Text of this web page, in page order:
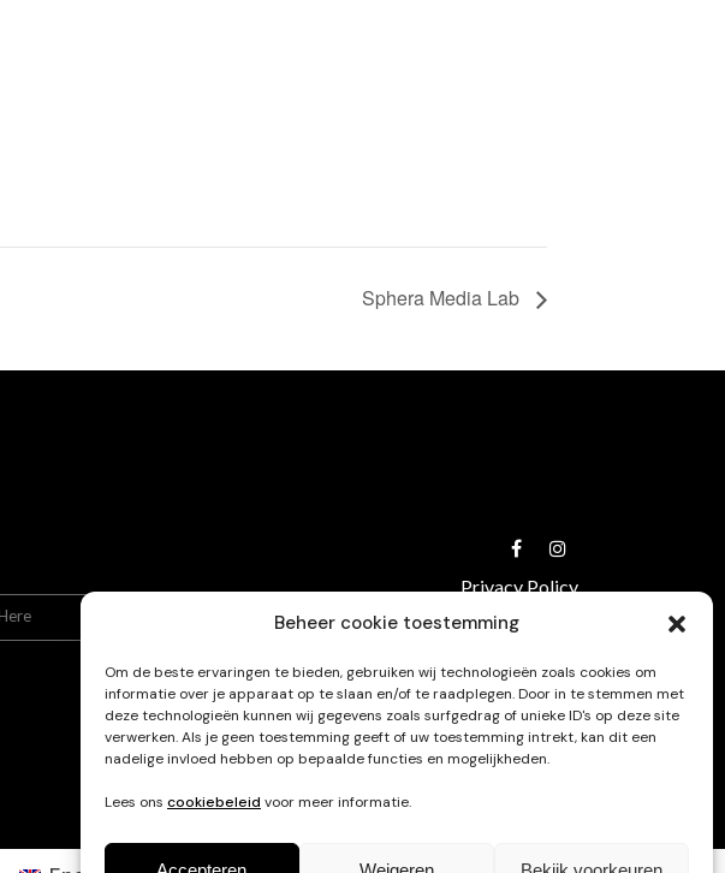
Beheer cookie toestemming
Om de beste ervaringen te bieden, gebruiken wij technologieën zoals cookies om
informatie over je apparaat op te slaan en/of te raadplegen. Door in te stemmen met
deze technologieën kunnen wij gegevens zoals surfgedrag of unieke ID's op deze site
verwerken. Als je geen toestemming geeft of uw toestemming intrekt, kan dit een
nadelige invloed hebben op bepaalde functies en mogelijkheden.
Lees ons cookiebeleid voor meer informatie.
Sphera Media Lab
Privacy Policy